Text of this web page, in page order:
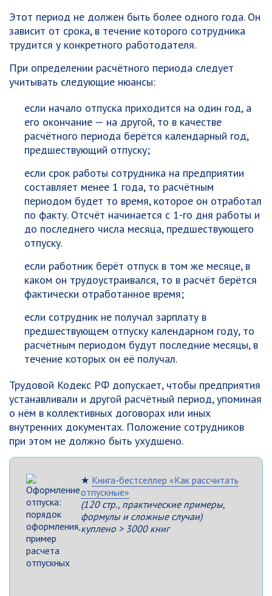
Этот период не должен быть более одного года. Он
зависит от срока, в течение которого сотрудника
трудится у конкретного работодателя.
При определении расчётного периода следует
учитывать следующие нюансы:
если начало отпуска приходится на один год, а
его окончание — на другой, то в качестве
расчётного периода берётся календарный год,
предшествующий отпуску;
если срок работы сотрудника на предприятии
составляет менее 1 года, то расчётным
периодом будет то время, которое он отработал
по факту. Отсчёт начинается с 1-го дня работы и
до последнего числа месяца, предшествующего
отпуску.
если работник берёт отпуск в том же месяце, в
каком он трудоустраивался, то в расчёт берётся
фактически отработанное время;
если сотрудник не получал зарплату в
предшествующем отпуску календарном году, то
расчётным периодом будут последние месяцы, в
течение которых он её получал.
Трудовой Кодекс РФ допускает, чтобы предприятия
устанавливали и другой расчётный период, упоминая
о нём в коллективных договорах или иных
внутренних документах. Положение сотрудников
при этом не должно быть ухудшено.
★ Книга-бестселлер «Как рассчитать
отпускные»
(120 стр., практические примеры,
формулы и сложные случаи)
куплено > 3000 книг